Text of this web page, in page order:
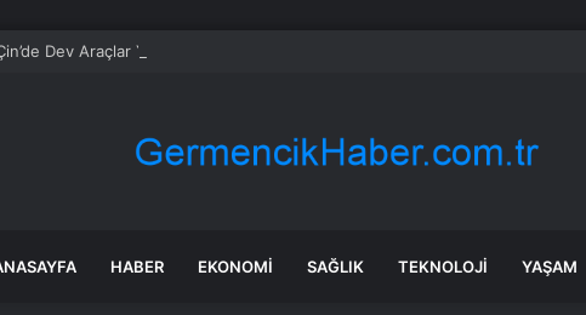
Dev Araçlar Yolları Ezdi, Elektrikli Araç Vergi Gelirini Kuruttu
HABER EKONOMI SAĞLIK TEKNOLOJI YAŞAM